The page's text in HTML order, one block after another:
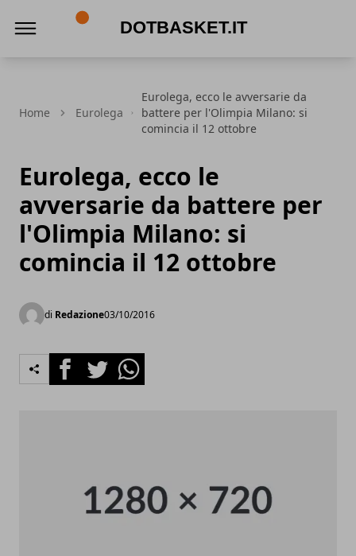
Home Eurolega
Eurolega, ecco le avversarie da
battere per l'Olimpia Milano: si
comincia il 12 ottobre
Eurolega, ecco le
avversarie da battere per
l'Olimpia Milano: si
comincia il 12 ottobre
di Redazione03/10/2016
FacebookTwitterWhatsapp